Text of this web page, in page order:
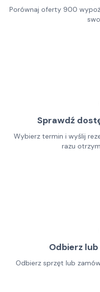
Porównaj oferty 900
Sprawdź
Wybierz termin i wyślij
razu
Odbierz
Odbierz sprzęt lub